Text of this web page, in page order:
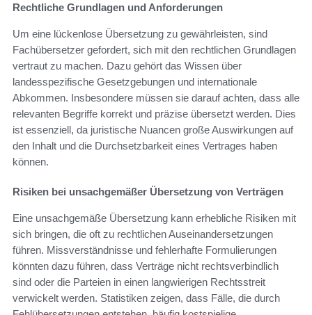
Rechtliche Grundlagen und Anforderungen
Um eine lückenlose Übersetzung zu gewährleisten, sind
Fachübersetzer gefordert, sich mit den rechtlichen Grundlagen
vertraut zu machen. Dazu gehört das Wissen über
landesspezifische Gesetzgebungen und internationale
Abkommen. Insbesondere müssen sie darauf achten, dass alle
relevanten Begriffe korrekt und präzise übersetzt werden. Dies
ist essenziell, da juristische Nuancen große Auswirkungen auf
den Inhalt und die Durchsetzbarkeit eines Vertrages haben
können.
Risiken bei unsachgemäßer Übersetzung von Verträgen
Eine unsachgemäße Übersetzung kann erhebliche Risiken mit
sich bringen, die oft zu rechtlichen Auseinandersetzungen
führen. Missverständnisse und fehlerhafte Formulierungen
könnten dazu führen, dass Verträge nicht rechtsverbindlich
sind oder die Parteien in einen langwierigen Rechtsstreit
verwickelt werden. Statistiken zeigen, dass Fälle, die durch